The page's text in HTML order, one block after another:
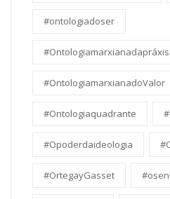
#ontologiadoser
#Ontologiamarxianadapráxis
#OntologiamarxianadoValor
#Ontologiaquadrante
#Opoderdaideologia
#OrtegayGasset